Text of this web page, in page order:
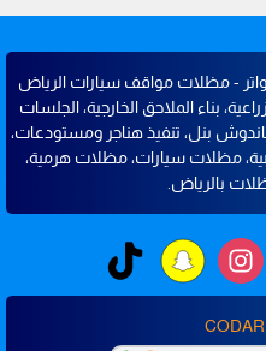
- مظلات مواقف سيارات الرياض
بناء الملاحق الخارجية، الجلسات
بنل، تنفيذ هناجر ومستودعات،
مظلات سيارات، مظلات هرمية،
بالرياض.